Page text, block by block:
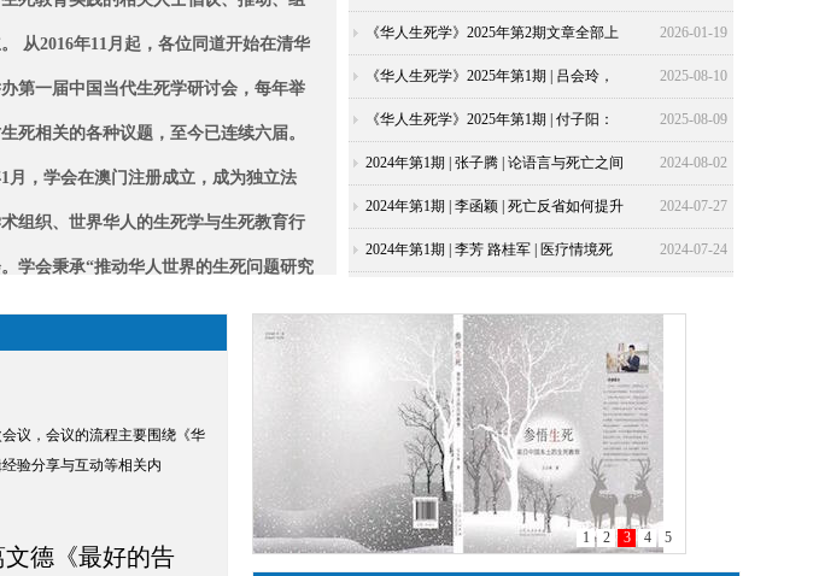
从2016年11月起，各位同道开始在清华
第一届中国当代生死学研讨会，每年举
死相关的各种议题，至今已连续六届。
1月，学会在澳门注册成立，成为独立法
组织、世界华人的生死学与生死教育行
学会秉承“推动华人世界的生死问题研究
学科体系之建设，以及华人社会的生死
广与普及”的宗旨，力求在生死问题的研
推进，在中国人的生死认知与生死安顿
为。
文化适应性案例研究
状反省及未来展望——施永兴教授专题访
谈
《华人生死学》2025年第2期文章全部上
线，欢迎关注！
2026-01-19
《华人生死学》2025年第1期 | 吕会玲，
程丽楠：存在主义视角下：断舍离理念对
生死认知的反思与重构
2025-08-10
《华人生死学》2025年第1期 | 付子阳：
中日佛教生死观及临终关怀研究进展与评
述
2025-08-09
2024年第1期 | 张子腾 | 论语言与死亡之间
的否定性关联——以阿甘本的“声音”理论
为基础
2024-08-02
2024年第1期 | 李函颖 | 死亡反省如何提升
个体精神层面的幸福感？基于平衡时间洞
2024-07-27
2024年第1期 | 李芳 路桂军 | 医疗情境死
话“观点展示三步法”
2024-07-24
议，会议的流程主要围绕《华
验分享与互动等相关内
德《最好的告
1 2 3 4 5